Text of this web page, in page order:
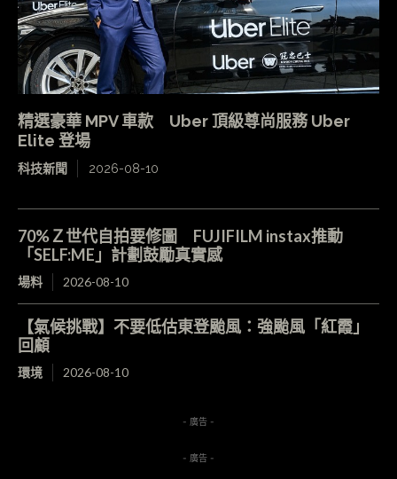
精選豪華 MPV 車款 Uber 頂級尊尚服務 Uber
Elite 登場
科技新聞 2026-08-10
70%Ｚ世代自拍要修圖 FUJIFILM instax推動
「SELF:ME」計劃鼓勵真實感
場料 2026-08-10
【氣候挑戰】不要低估東登颱風：強颱風「紅霞」
回顧
環境 2026-08-10
- 廣告 -
- 廣告 -